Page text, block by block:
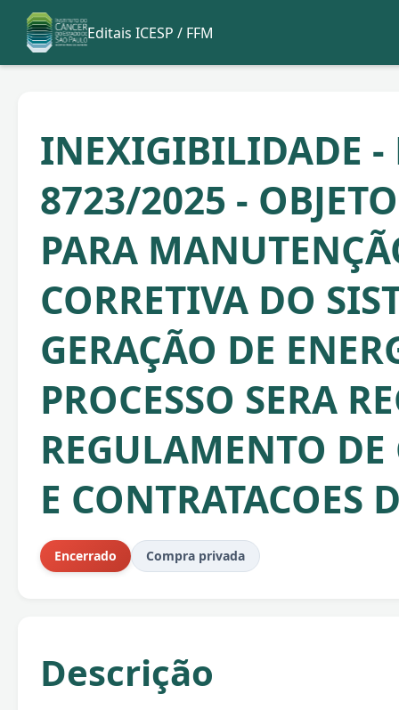
Editais ICESP / FFM
INEXIGIBILIDADE -
8723/2025 -
PARA
CORRETIVA DO
GERAÇÃO DE
PROCESSO SERA
REGULAMENTO DE
E CONTRATACOES
Encerrado Compra privada
Descrição